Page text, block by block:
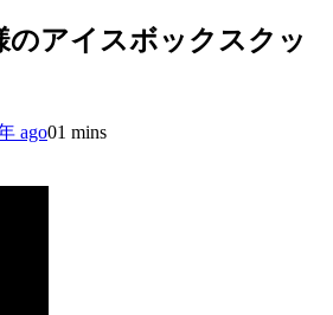
のアイスボックスクッ
ago01 mins